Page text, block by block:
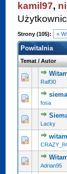
kamil97,
Strony (105): «
Powitalnia
Temat/Autor
Ralf30
fosa
Lacky
Adrian95